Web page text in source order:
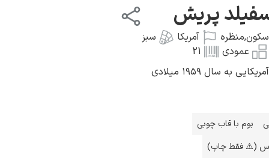
پریش
سکون,منظره آمریکا
سبز
عمودی
21
به سال ۱۹۵۹ میلادی
بوم با قاب چوبی
(⚠️ فقط چاپ)